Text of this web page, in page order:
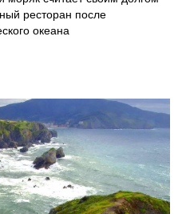
ресторан после
океана